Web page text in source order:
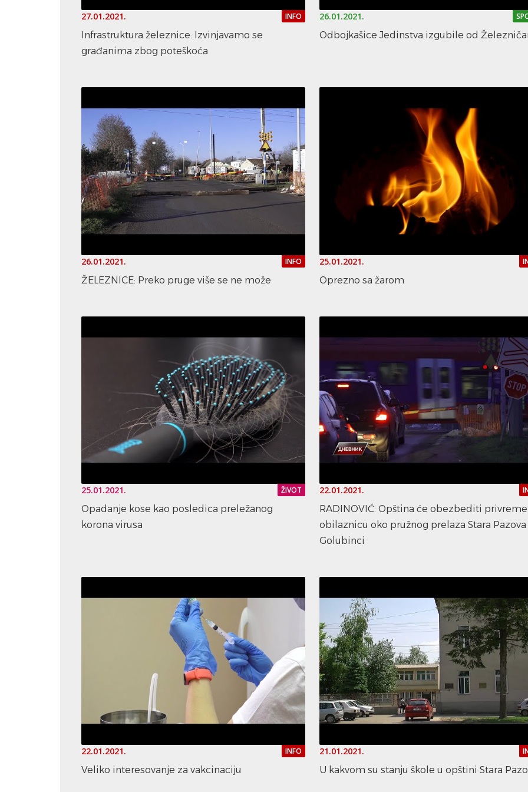
27.01.2021. INFO
Infrastruktura železnice: Izvinjavamo se
građanima zbog poteškoća
26.01.2021.
Odbojkašice Jedinstva izgubile od
26.01.2021. INFO
ŽELEZNICE: Preko pruge više se ne može
25.01.2021.
Oprezno sa žarom
25.01.2021. ŽIVOT
Opadanje kose kao posledica preležanog
korona virusa
22.01.2021.
RADINOVIĆ: Opština će obezbediti
obilaznicu oko pružnog prelaza Stara Pazova
Golubinci
22.01.2021. INFO
Veliko interesovanje za vakcinaciju
21.01.2021.
U kakvom su stanju škole u opštini Stara